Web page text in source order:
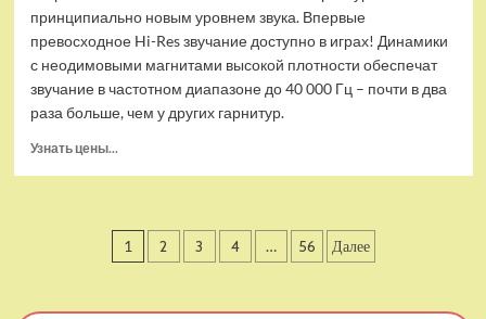
принципиально новым уровнем звука. Впервые
превосходное Hi-Res звучание доступно в играх! Динамики
с неодимовыми магнитами высокой плотности обеспечат
звучание в частотном диапазоне до 40 000 Гц – почти в два
раза больше, чем у других гарнитур.
Узнать цены...
наушники
Arctis
Пагинация
1 2 3 4 … 56 Далее